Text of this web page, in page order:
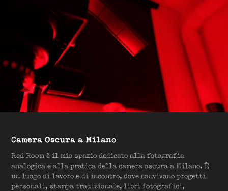
Camera Oscura a Milano
Red Room è il mio spazio dedicato alla fotografia
analogica e alla pratica della camera oscura a Milano. È
un luogo di lavoro e di incontro, dove convivono progetti
personali, stampa tradizionale, libri fotografici,